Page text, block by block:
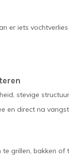
er iets
stevige
en direct na
grillen, bakken of